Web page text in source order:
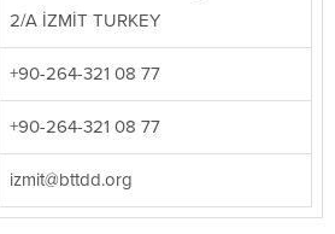
2/A İZMİT TURKEY
+90-264-321 08 77
+90-264-321 08 77
gro.ddttb
@timzi